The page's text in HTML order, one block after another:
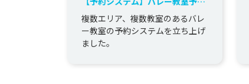
システム
複数エリア、複数教室のあるバレ
ー教室の予約システムを立ち上げ
ました。